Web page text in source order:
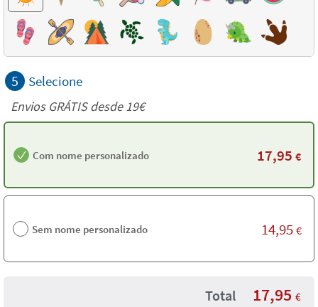
5 Selecione
Envios GRÁTIS desde 19€
Com nome personalizado 17,95 €
Sem nome personalizado 14,95 €
Total 17,95 €